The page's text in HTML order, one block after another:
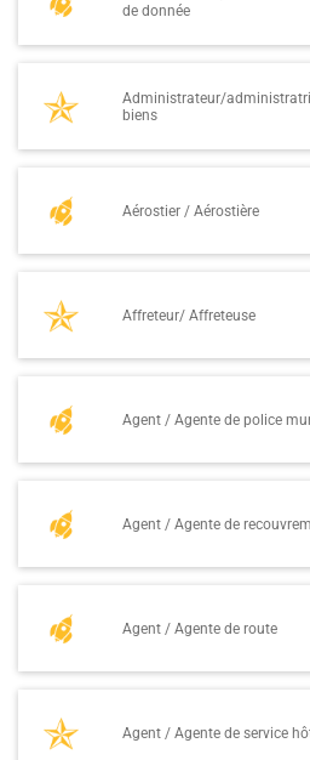
de donnée
Administrateur/
biens
Aérostier / Aérostière
Affreteur/ Affreteuse
Agent / Agente de police
Agent / Agente de
Agent / Agente de route
Agent / Agente de service